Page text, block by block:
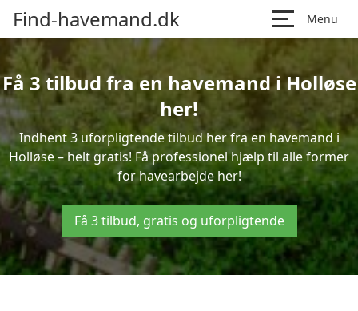
Find-havemand.dk Menu
Få 3 tilbud fra en havemand i Holløse
her!
Indhent 3 uforpligtende tilbud her fra en havemand i
Holløse – helt gratis! Få professionel hjælp til alle former
for havearbejde her!
Få 3 tilbud, gratis og uforpligtende